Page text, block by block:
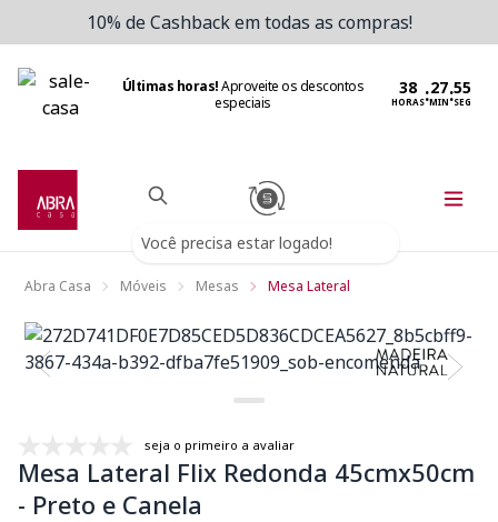
10% de Cashback em todas as compras!
Últimas horas!Aproveite os descontos
especiais
HORAS:MIN:SEG
Você precisa estar logado!
Abra Casa Móveis Mesas Mesa Lateral
seja o primeiro a avaliar
Mesa Lateral Flix Redonda 45cmx50cm
- Preto e Canela